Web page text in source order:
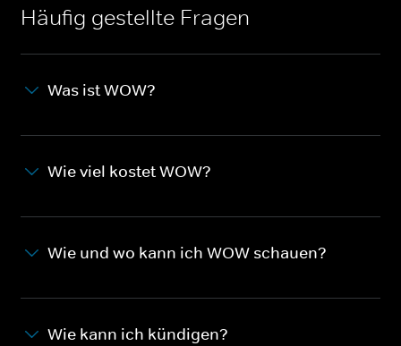
Häufig gestellte Fragen
Was ist WOW?
Wie viel kostet WOW?
Wie und wo kann ich WOW schauen?
Wie kann ich kündigen?